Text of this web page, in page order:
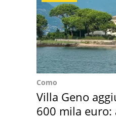
Como
Villa Geno
600 mila euro: